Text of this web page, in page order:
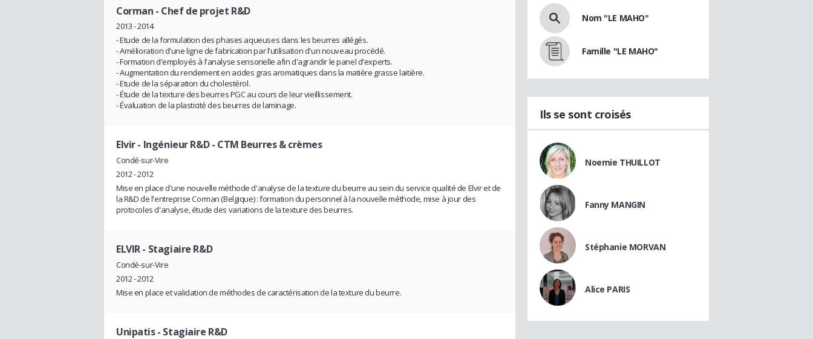
Corman - Chef de projet R&D
2013 - 2014
- Etude de la formulation des phases aqueuses dans les beurres allégés.
- Amélioration d'une ligne de fabrication par l'utilisation d'un nouveau procédé.
- Formation d'employés à l'analyse sensorielle afin d'agrandir le panel d'experts.
- Augmentation du rendement en acides gras aromatiques dans la matière grasse laitière.
- Etude de la séparation du cholestérol.
- Étude de la texture des beurres PGC au cours de leur vieillissement.
- Évaluation de la plasticité des beurres de laminage.
Elvir- Ingénieur R&D - CTM Beurres & crèmes
Condé-sur-Vire
2012 - 2012
Mise en place d'une nouvelle méthode d'analyse de la texture du beurre au sein du service qualité de Elvir et de
la R&D de l'entreprise Corman (Belgique) : formation du personnel à la nouvelle méthode, mise à jour des
protocoles d'analyse, étude des variations de la texture des beurres.
ELVIR- Stagiaire R&D
Condé-sur-Vire
2012 - 2012
Mise en place et validation de méthodes de caractérisation de la texture du beurre.
Unipatis- Stagiaire R&D
Nom "LE MAHO"
Famille "LE MAHO"
Ils se sont croisés
Noemie THUILLOT
Fanny MANGIN
Stéphanie MORVAN
Alice PARIS